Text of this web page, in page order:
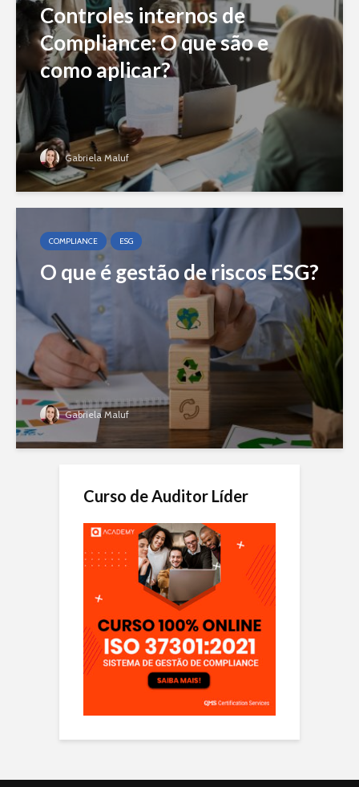
Controles internos de
Compliance: O que são e
como aplicar?
Gabriela Maluf
COMPLIANCE ESG
O que é gestão de riscos ESG?
Gabriela Maluf
Curso de Auditor Líder